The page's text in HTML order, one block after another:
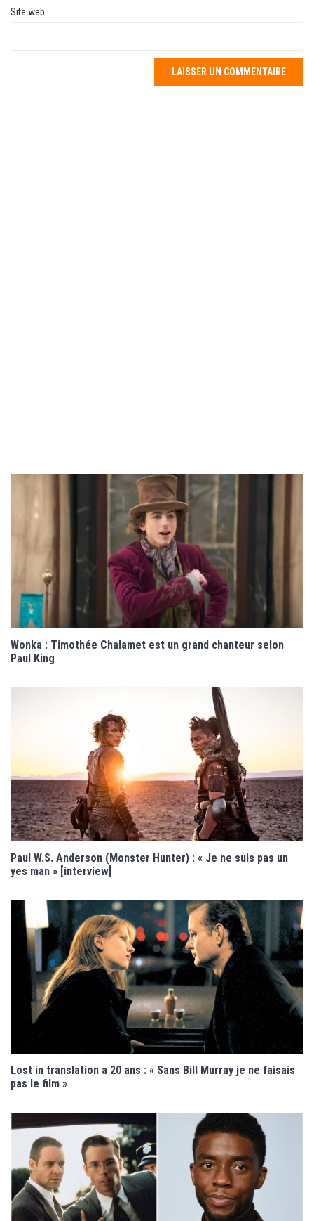
Site web
Wonka : Timothée Chalamet est un grand chanteur selon
Paul King
Paul W.S. Anderson (Monster Hunter) : « Je ne suis pas un
yes man » [interview]
Lost in translation a 20 ans : « Sans Bill Murray je ne faisais
pas le film »